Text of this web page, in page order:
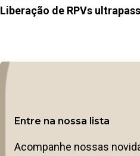
Liberação de RPVs
Entre na nossa lista
Acompanhe nossas